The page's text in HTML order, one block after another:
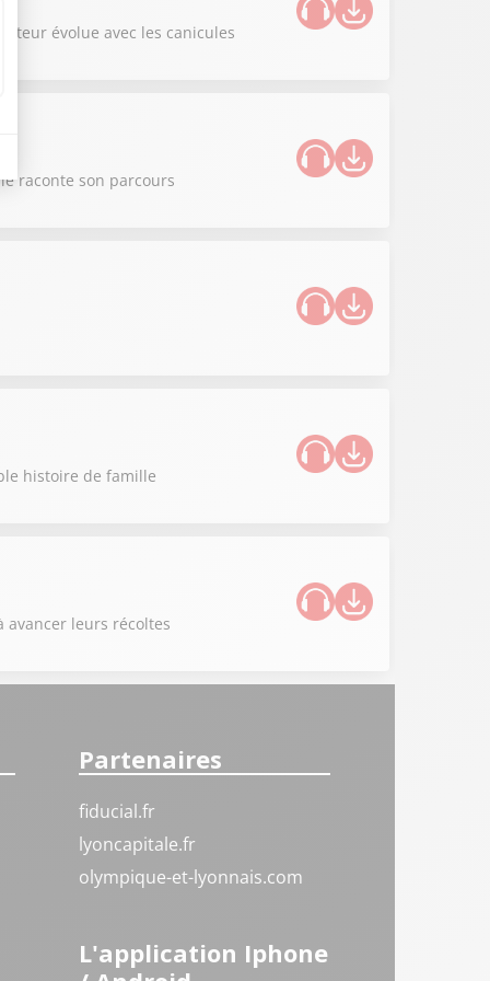
évolue avec les canicules
raconte son parcours
histoire de famille
leurs récoltes
Partenaires
fiducial.fr
lyoncapitale.fr
olympique-et-lyonnais.com
L'application Iphone